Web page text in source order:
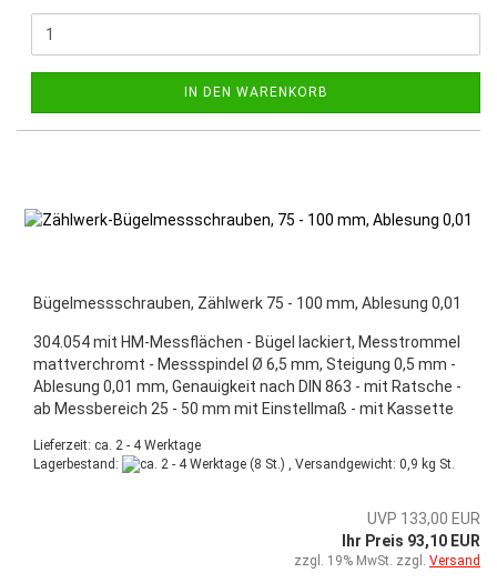
IN DEN WARENKORB
Bügelmessschrauben, Zählwerk 75 - 100 mm, Ablesung 0,01
304.054 mit HM-Messflächen - Bügel lackiert, Messtrommel
mattverchromt - Messspindel Ø 6,5 mm, Steigung 0,5 mm -
Ablesung 0,01 mm, Genauigkeit nach DIN 863 - mit Ratsche -
ab Messbereich 25 - 50 mm mit Einstellmaß - mit Kassette
Lieferzeit: ca. 2 - 4 Werktage
Lagerbestand:
(8 St.) , Versandgewicht: 0,9 kg St.
UVP 133,00 EUR
Ihr Preis 93,10 EUR
zzgl. 19% MwSt. zzgl. Versand